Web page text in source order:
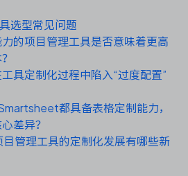
选型常见问题
的项目管理工具是否意味着更高
具定制化过程中陷入“过度配置”
都具备表格定制能力，
差异？
目管理工具的定制化发展有哪些新